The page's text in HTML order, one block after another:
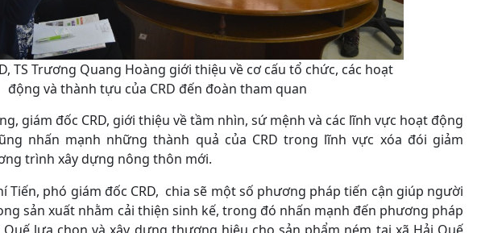
TS Trương Quang Hoàng giới thiệu về cơ cấu tổ chức, các hoạt
động và thành tựu của CRD đến đoàn tham quan
giám đốc CRD, giới thiệu về tầm nhìn, sứ mệnh và các lĩnh vực hoạt động
nhấn mạnh những thành quả của CRD trong lĩnh vực xóa đói giảm
trình xây dựng nông thôn mới.
Tiến, phó giám đốc CRD, chia sẽ một số phương pháp tiến cận giúp người
sản xuất nhằm cải thiện sinh kế, trong đó nhấn mạnh đến phương pháp